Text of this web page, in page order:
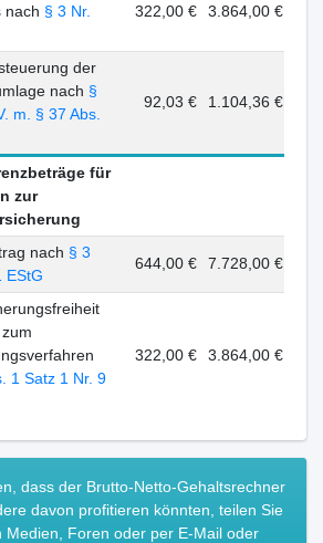
nach § 3 Nr.
322,00 € 3.864,00 €
der
nach §
m. § 37 Abs.
92,03 € 1.104,36 €
für
zur
nach § 3
EStG
644,00 € 7.728,00 €
1 Satz 1 Nr. 9
322,00 € 3.864,00 €
dass der Brutto-Netto-Gehaltsrechner
davon profitieren könnten, teilen Sie
Medien, Foren oder per E-Mail oder